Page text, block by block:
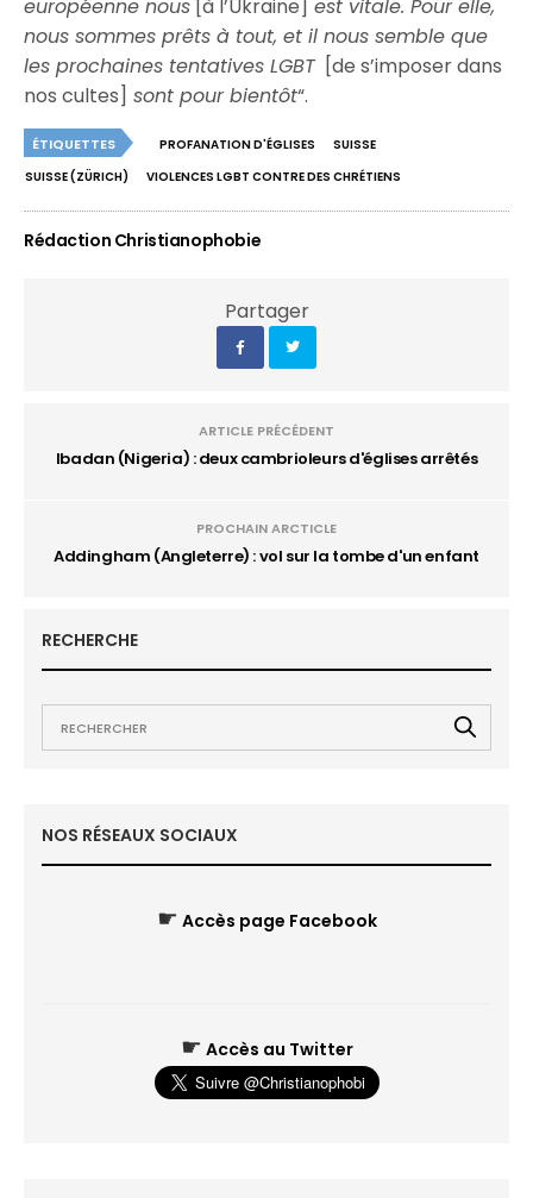
européenne nous [à l’Ukraine] est vitale. Pour elle,
nous sommes prêts à tout, et il nous semble que
les prochaines tentatives LGBT[de s’imposer dans
nos cultes] sont pour bientôt“.
ÉTIQUETTES PROFANATION D'ÉGLISES
SUISSE
SUISSE (ZÜRICH)
VIOLENCES LGBT CONTRE DES CHRÉTIENS
Rédaction Christianophobie
Partager
ARTICLE PRÉCÉDENT
Ibadan (Nigeria) : deux cambrioleurs d'églises arrêtés
PROCHAIN ARCTICLE
Addingham (Angleterre) : vol sur la tombe d'un enfant
RECHERCHE
NOS RÉSEAUX SOCIAUX
☛ Accès page Facebook
☛ Accès au Twitter